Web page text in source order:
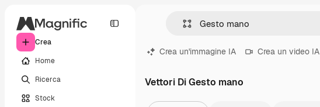
Crea
Home
Ricerca
Stock
Crea un'immagine IA Crea un video IA
Vettori Di Gesto mano